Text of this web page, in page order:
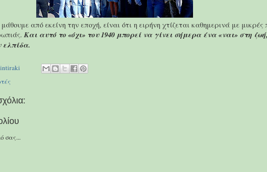
από εκείνη την εποχή, είναι ότι η ειρήνη χτίζεται καθημερινά με μικρές
Και αυτό το «όχι» του 1940 μπορεί να γίνει σήμερα ένα «ναι» στη
ελπίδα.
σας...